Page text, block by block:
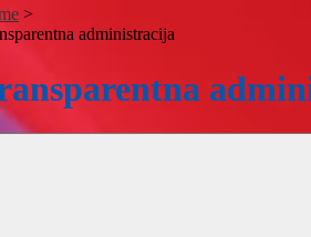
>
administracija